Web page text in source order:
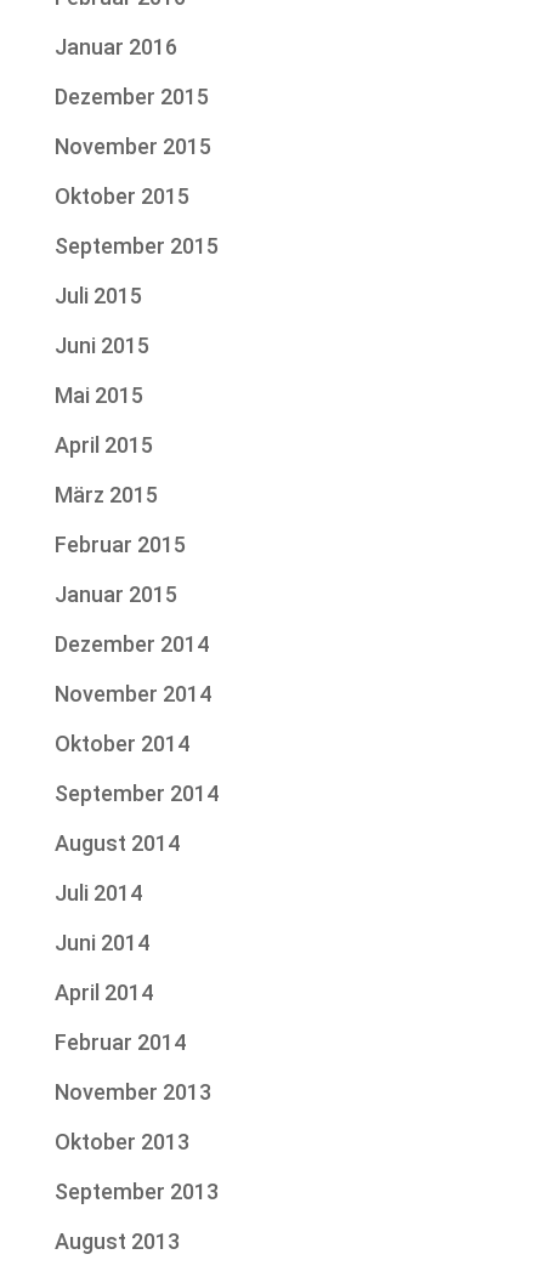
Januar 2016
Dezember 2015
November 2015
Oktober 2015
September 2015
Juli 2015
Juni 2015
Mai 2015
April 2015
März 2015
Februar 2015
Januar 2015
Dezember 2014
November 2014
Oktober 2014
September 2014
August 2014
Juli 2014
Juni 2014
April 2014
Februar 2014
November 2013
Oktober 2013
September 2013
August 2013